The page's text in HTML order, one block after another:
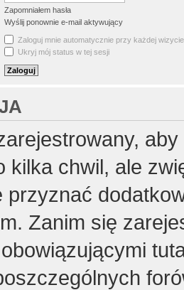
Zapomniałem hasła
Wyślij ponownie e-mail aktywujący
Zaloguj mnie automatycznie przy każdej wizycie
Ukryj mój status w tej sesji
kilka chwil, ale
przyznać
Zanim się